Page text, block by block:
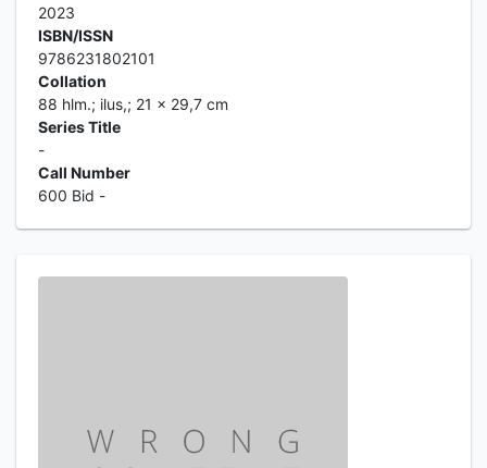
2023
ISBN/ISSN
9786231802101
Collation
88 hlm.; ilus,; 21 x 29,7 cm
Series Title
-
Call Number
600 Bid -